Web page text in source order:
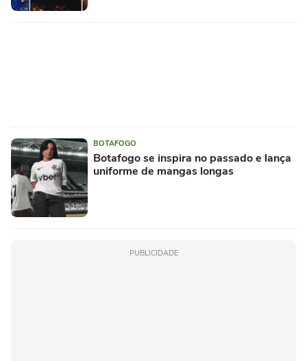
BOTAFOGO
Botafogo se inspira no passado e lança
uniforme de mangas longas
PUBLICIDADE